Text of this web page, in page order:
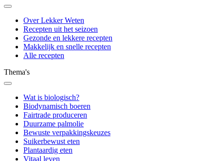
Over Lekker Weten
Recepten uit het seizoen
Gezonde en lekkere recepten
Makkelijk en snelle recepten
Alle recepten
Thema's
Wat is biologisch?
Biodynamisch boeren
Fairtrade produceren
Duurzame palmolie
Bewuste verpakkingskeuzes
Suikerbewust eten
Plantaardig eten
Vitaal leven